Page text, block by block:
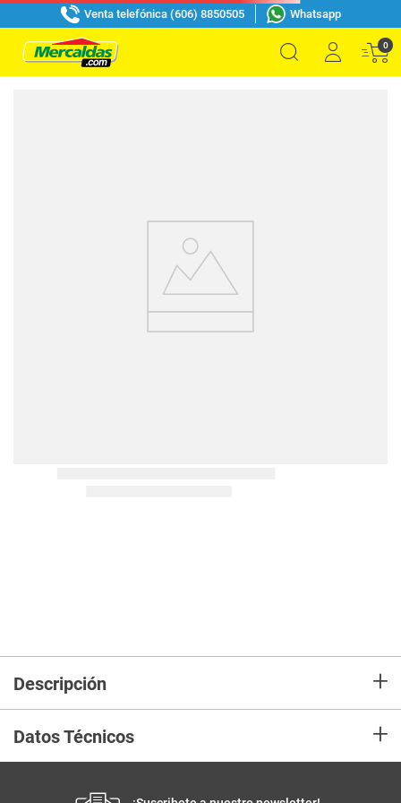
Venta telefónica (606) 8850505 Whatsapp
0
Descripción +
Datos Técnicos +